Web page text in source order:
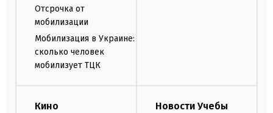
Отсрочка от
мобилизации
Мобилизация в Украине:
сколько человек
мобилизует ТЦК
Кино Новости Учебы